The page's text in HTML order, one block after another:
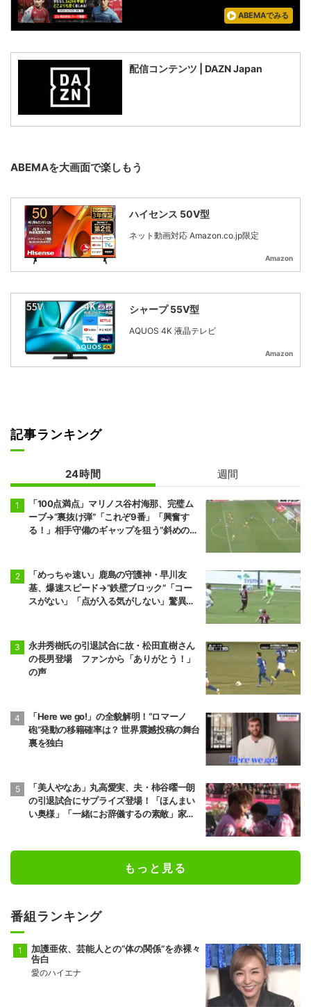
ABEMAでみる
配信コンテンツ | DAZN Japan
ABEMAを大画面で楽しもう
ハイセンス 50V型
ネット動画対応 Amazon.co.jp限定
Amazon
シャープ 55V型
AQUOS 4K 液晶テレビ
Amazon
記事ランキング
24時間 週間
「100点満点」マリノス谷村海那、完璧ム
ーブ→“裏抜け弾”「これぞ9番」「興奮す
る！」相手守備のギャップを狙う”斜めの抜
「めっちゃ速い」鹿島の守護神・早川友
基、爆速スピード→“鉄壁ブロック”「コー
スがない」「点が入る気がしない」驚異の
永井秀樹氏の引退試合に故・松田直樹さん
の長男登場 ファンから「ありがとう！」
の声
「Here we go!」の全貌解明！“ロマーノ
砲”発動の移籍確率は？ 世界震撼投稿の舞台
裏を独白
「美人やなあ」丸高愛実、夫・柿谷曜一朗
の引退試合にサプライズ登場！「ほんまい
い奥様」「一緒にお辞儀するの素敵」家族
もっと見る
番組ランキング
加護亜依、芸能人との“体の関係”を赤裸々
告白
愛のハイエナ